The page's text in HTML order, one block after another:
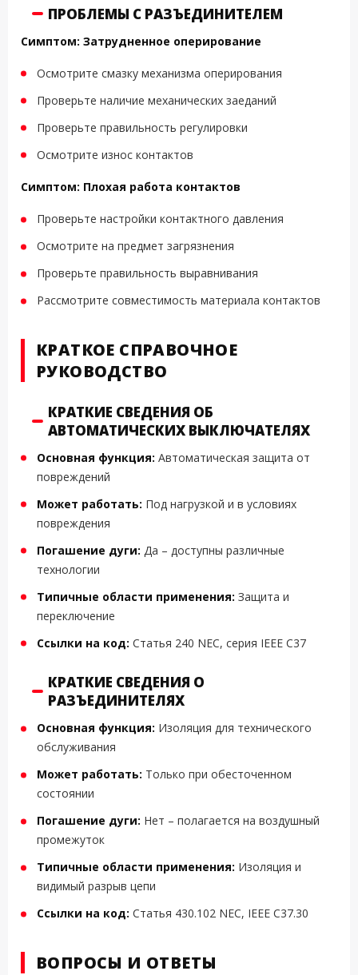
ПРОБЛЕМЫ С РАЗЪЕДИНИТЕЛЕМ
Симптом: Затрудненное оперирование
Осмотрите смазку механизма оперирования
Проверьте наличие механических заеданий
Проверьте правильность регулировки
Осмотрите износ контактов
Симптом: Плохая работа контактов
Проверьте настройки контактного давления
Осмотрите на предмет загрязнения
Проверьте правильность выравнивания
Рассмотрите совместимость материала контактов
КРАТКОЕ СПРАВОЧНОЕ
РУКОВОДСТВО
КРАТКИЕ СВЕДЕНИЯ ОБ
АВТОМАТИЧЕСКИХ ВЫКЛЮЧАТЕЛЯХ
Основная функция: Автоматическая защита от
повреждений
Может работать: Под нагрузкой и в условиях
повреждения
Погашение дуги: Да – доступны различные
технологии
Типичные области применения: Защита и
переключение
Ссылки на код: Статья 240 NEC, серия IEEE C37
КРАТКИЕ СВЕДЕНИЯ О
РАЗЪЕДИНИТЕЛЯХ
Основная функция: Изоляция для технического
обслуживания
Может работать: Только при обесточенном
состоянии
Погашение дуги: Нет – полагается на воздушный
промежуток
Типичные области применения: Изоляция и
видимый разрыв цепи
Ссылки на код: Статья 430.102 NEC, IEEE C37.30
ВОПРОСЫ И ОТВЕТЫ